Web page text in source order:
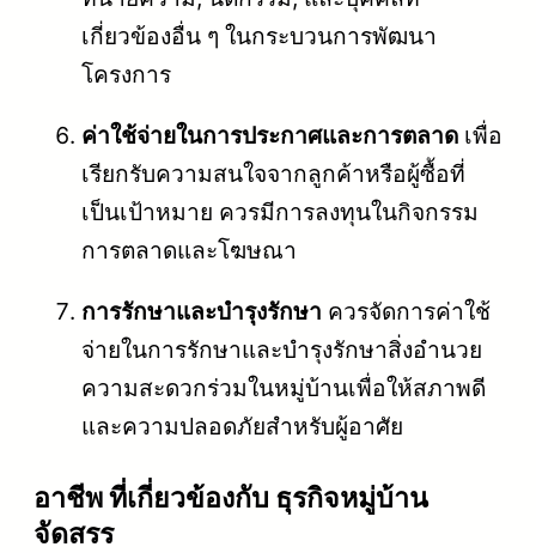
เกี่ยวข้องอื่น ๆ ในกระบวนการพัฒนา
โครงการ
ค่าใช้จ่ายในการประกาศและการตลาด เพื่อ
เรียกรับความสนใจจากลูกค้าหรือผู้ซื้อที่
เป็นเป้าหมาย ควรมีการลงทุนในกิจกรรม
การตลาดและโฆษณา
การรักษาและบำรุงรักษา ควรจัดการค่าใช้
จ่ายในการรักษาและบำรุงรักษาสิ่งอำนวย
ความสะดวกร่วมในหมู่บ้านเพื่อให้สภาพดี
และความปลอดภัยสำหรับผู้อาศัย
อาชีพ ที่เกี่ยวข้องกับ ธุรกิจหมู่บ้าน
จัดสรร